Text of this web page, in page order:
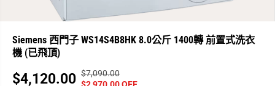
Siemens 西門子 WS14S4B8HK 8.0公斤 1400轉 前置式洗衣
機 (已飛頂)
$4,120.00 正
$7,090.00
你